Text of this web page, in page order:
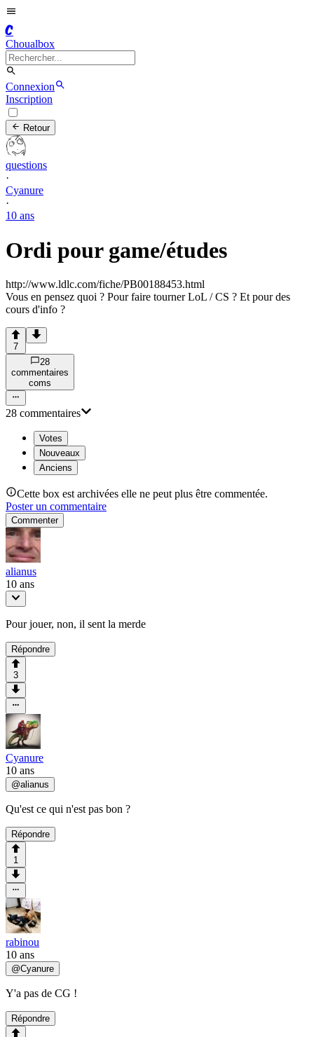
C
Choualbox
Connexion
Inscription
Retour
questions
·
Cyanure
·
10 ans
Ordi pour game/études
http://www.ldlc.com/fiche/PB00188453.html
Vous en pensez quoi ? Pour faire tourner LoL / CS ? Et pour des
cours d'info ?
7
28
commentaires
coms
28 commentaires
Votes
Nouveaux
Anciens
Cette box est archivées elle ne peut plus être commentée.
Poster un commentaire
Commenter
alianus
10 ans
Pour jouer, non, il sent la merde
Répondre
3
Cyanure
10 ans
@alianus
Qu'est ce qui n'est pas bon ?
Répondre
1
rabinou
10 ans
@Cyanure
Y'a pas de CG !
Répondre